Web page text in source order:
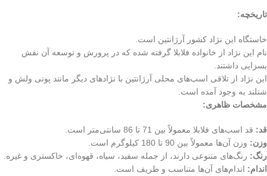
تاریخچه:
خاستگاه این نژاد کشور آرژانتین است.
نام این نژاد از خانواده فلابلا گرفته شده که در پرورش و توسعه آن نقش
بسزایی داشتند.
این نژاد از تلاقی اسب‌های محلی آرژانتین با نژادهای دیگر مانند پونی ولش و
شتلند به وجود آمده است.
مشخصات ظاهری:
قد: قد اسب‌های فلابلا معمولاً بین 71 تا 86 سانتی‌متر است.
وزن: وزن آن‌ها معمولاً بین 90 تا 180 کیلوگرم است.
رنگ: رنگ‌های متنوعی دارند، از جمله سفید، سیاه، قهوه‌ای، خاکستری و غیره.
اندام: اندام‌های آن‌ها متناسب و ظریف است.